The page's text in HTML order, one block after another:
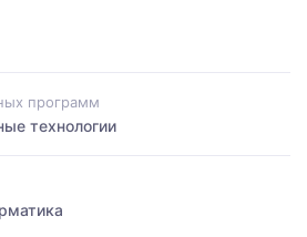
программ
технологии